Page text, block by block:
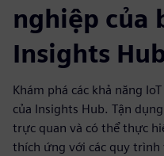
nghiệp của
Insights
Khám phá các khả năng
của Insights Hub. Tận
trực quan và có thể thực
thích ứng với các quy trình